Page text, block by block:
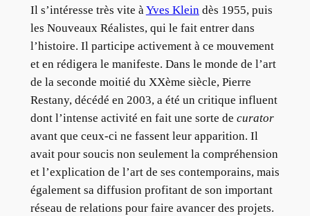
Il s’intéresse très vite àYves Kleindès 1955, puis
les Nouveaux Réalistes, qui le fait entrer dans
l’histoire. Il participe activement à ce mouvement
et en rédigera le manifeste. Dans le monde de l’art
de la seconde moitié du XXème siècle, Pierre
Restany, décédé en 2003, a été un critique influent
dont l’intense activité en fait une sorte de curator
avant que ceux-ci ne fassent leur apparition. Il
avait pour soucis non seulement la compréhension
et l’explication de l’art de ses contemporains, mais
également sa diffusion profitant de son important
réseau de relations pour faire avancer des projets.